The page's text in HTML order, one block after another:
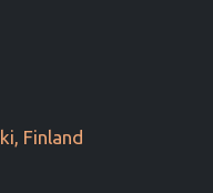
Finland